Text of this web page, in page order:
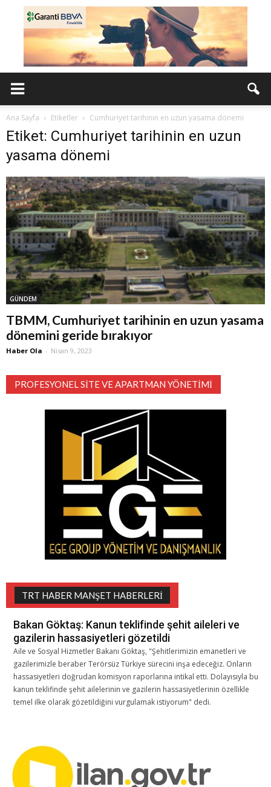
Ana Sayfa Etiketler Cumhuriyet tarihinin en uzun yasama dönemi
Etiket: Cumhuriyet tarihinin en uzun
yasama dönemi
GÜNDEM
TBMM, Cumhuriyet tarihinin en uzun yasama
dönemini geride bırakıyor
Haber Ola - Nisan 9, 2023
PROFESYONEL SITE VE APARTMAN YÖNETIMI
TRT HABER MANŞET HABERLERI
Bakan Göktaş: Kanun teklifinde şehit aileleri ve
gazilerin hassasiyetleri gözetildi
Aile ve Sosyal Hizmetler Bakanı Göktaş, "Şehitlerimizin emanetleri ve
gazilerimizle beraber Terörsüz Türkiye sürecini inşa edeceğiz. Onların
hassasiyetleri doğrudan komisyon raporlarına intikal etti. Dolayısıyla bu
kanun teklifinde şehit ailelerinin ve gazilerin hassasiyetlerinin özellikle
temel ilke olarak gözetildiğini vurgulamak istiyorum" dedi.